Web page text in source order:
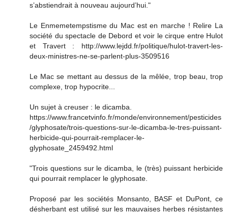
s’abstiendrait à nouveau aujourd’hui."
Le Enmemetempstisme du Mac est en marche ! Relire La
société du spectacle de Debord et voir le cirque entre Hulot
et Travert : http://www.lejdd.fr/politique/hulot-travert-les-
deux-ministres-ne-se-parlent-plus-3509516
Le Mac se mettant au dessus de la mêlée, trop beau, trop
complexe, trop hypocrite...
Un sujet à creuser : le dicamba.
https://www.francetvinfo.fr/monde/environnement/pesticides
/glyphosate/trois-questions-sur-le-dicamba-le-tres-puissant-
herbicide-qui-pourrait-remplacer-le-
glyphosate_2459492.html
"Trois questions sur le dicamba, le (très) puissant herbicide
qui pourrait remplacer le glyphosate.
Proposé par les sociétés Monsanto, BASF et DuPont, ce
désherbant est utilisé sur les mauvaises herbes résistantes